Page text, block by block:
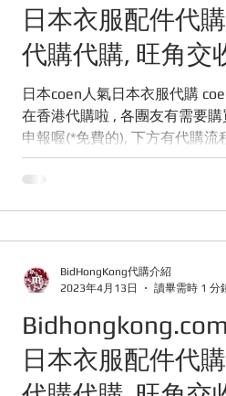
日本衣服配件代
代購代購, 旺角交
迎WHATSAPP
日本coen人氣日本衣服代購 coen 日本coen代購,而家
在香港代購啦 , 各團友有需要
申報喔(*免費的), 下方有代購
日本衣服配件代
BidHongKong代購介紹
2023年4月13日
讀畢需時 1 分